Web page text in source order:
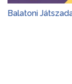
Balatoni